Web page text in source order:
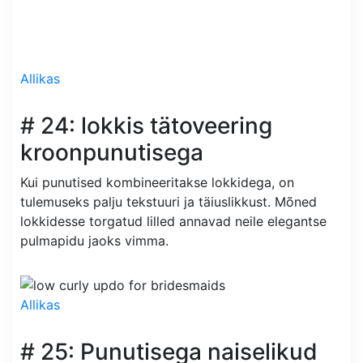
Allikas
# 24: lokkis tätoveering
kroonpunutisega
Kui punutised kombineeritakse lokkidega, on
tulemuseks palju tekstuuri ja täiuslikkust. Mõned
lokkidesse torgatud lilled annavad neile elegantse
pulmapidu jaoks vimma.
Allikas
# 25: Punutisega naiselikud